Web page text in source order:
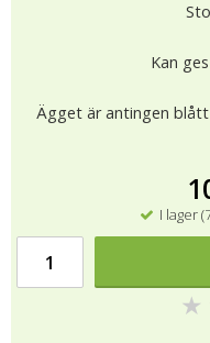
Kan
Ägget är antingen
I lager
★